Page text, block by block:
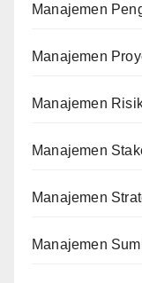
Manajemen
Manajemen
Manajemen
Manajemen
Manajemen
Manajemen